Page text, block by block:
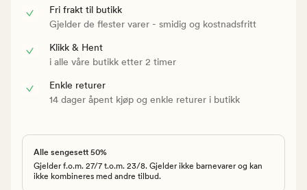
Fri frakt til butikk
Gjelder de flester varer - smidig og kostnadsfritt
Klikk & Hent
i alle våre butikk etter 2 timer
Enkle returer
14 dager åpent kjøp og enkle returer i butikk
Alle sengesett 50%
Gjelder f.o.m. 27/7 t.o.m. 23/8. Gjelder ikke barnevarer og kan
ikke kombineres med andre tilbud.